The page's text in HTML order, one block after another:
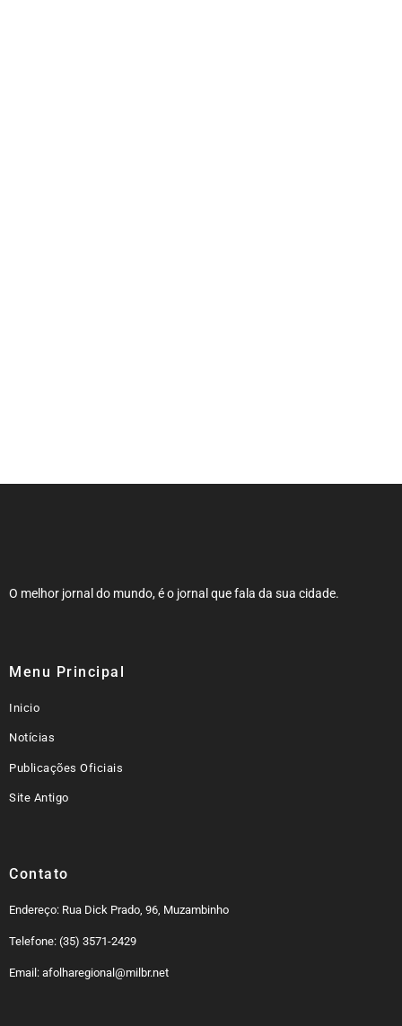
O melhor jornal do mundo, é o jornal que fala da sua cidade.
Menu Principal
Inicio
Notícias
Publicações Oficiais
Site Antigo
Contato
Endereço: Rua Dick Prado, 96, Muzambinho
Telefone: (35) 3571-2429
Email: afolharegional@milbr.net